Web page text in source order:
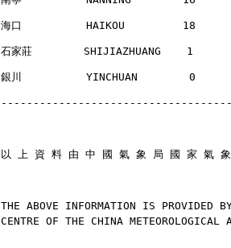
海口          HAIKOU         18
石家莊        SHIJIAZHUANG    1
銀川          YINCHUAN        0
以 上 資 料 由 中 國 氣 象 局 國 家 氣
THE ABOVE INFORMATION IS PROVIDED
CENTRE OF THE CHINA METEOROLOGICAL